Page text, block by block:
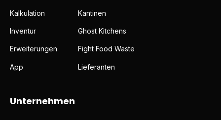
Kalkulation
Inventur
Erweiterungen
App
Kantinen
Ghost Kitchens
Fight Food Waste
Lieferanten
Unternehmen